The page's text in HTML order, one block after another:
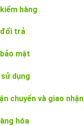
hàng
đổi trả
mật
dụng
chuyển và giao nhận
hóa